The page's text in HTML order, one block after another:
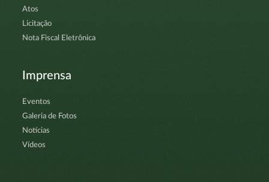
Atos
Licitação
Nota Fiscal Eletrônica
Imprensa
Eventos
Galeria de Fotos
Notícias
Vídeos